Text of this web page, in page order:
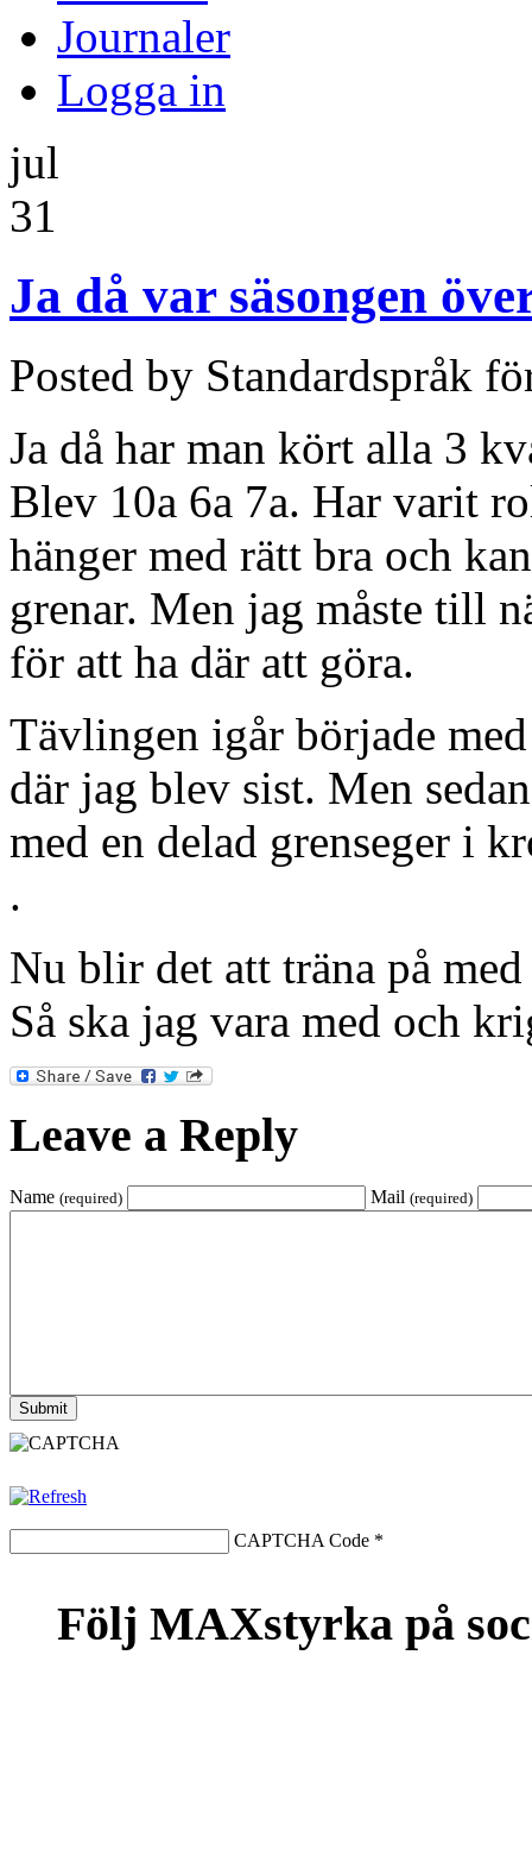
Journaler
Logga in
jul
31
Ja då var säsongen
Posted by Standardspråk
Ja då har man kört alla 3
Blev 10a 6a 7a. Har varit
hänger med rätt bra och
grenar. Men jag måste till
för att ha där att göra.
Tävlingen igår började
där jag blev sist. Men
med en delad grenseger i
.
Nu blir det att träna på
Så ska jag vara med och
Leave a Reply
Name (required) Mail (required)
CAPTCHA Code *
Följ MAXstyrka på